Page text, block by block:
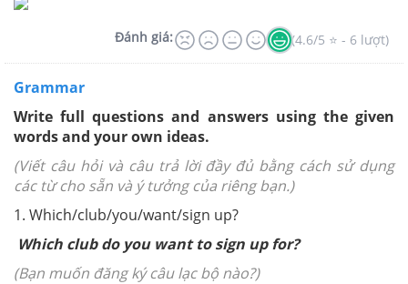
Đánh giá: (4.6/5 ⭐ - 6 lượt)
Grammar
Write full questions and answers using the given
words and your own ideas.
(Viết câu hỏi và câu trả lời đầy đủ bằng cách sử dụng
các từ cho sẵn và ý tưởng của riêng bạn.)
1. Which/club/you/want/sign up?
Which club do you want to sign up for?
(Bạn muốn đăng ký câu lạc bộ nào?)